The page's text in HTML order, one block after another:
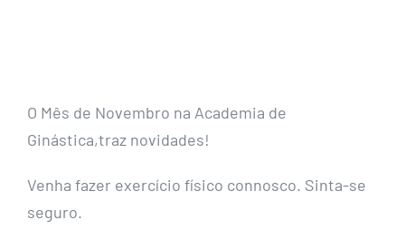
O Mês de Novembro na Academia de
Ginástica,traz novidades!
Venha fazer exercício físico connosco. Sinta-se
seguro.